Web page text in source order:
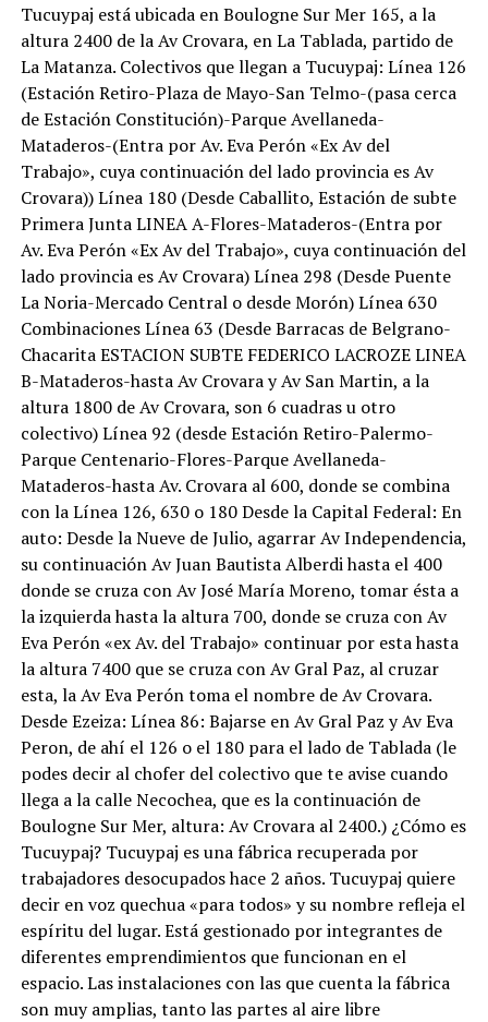
Tucuypaj está ubicada en Boulogne Sur Mer 165, a la
altura 2400 de la Av Crovara, en La Tablada, partido de
La Matanza. Colectivos que llegan a Tucuypaj: Línea 126
(Estación Retiro-Plaza de Mayo-San Telmo-(pasa cerca
de Estación Constitución)-Parque Avellaneda-
Mataderos-(Entra por Av. Eva Perón «Ex Av del
Trabajo», cuya continuación del lado provincia es Av
Crovara)) Línea 180 (Desde Caballito, Estación de subte
Primera Junta LINEA A-Flores-Mataderos-(Entra por
Av. Eva Perón «Ex Av del Trabajo», cuya continuación del
lado provincia es Av Crovara) Línea 298 (Desde Puente
La Noria-Mercado Central o desde Morón) Línea 630
Combinaciones Línea 63 (Desde Barracas de Belgrano-
Chacarita ESTACION SUBTE FEDERICO LACROZE LINEA
B-Mataderos-hasta Av Crovara y Av San Martin, a la
altura 1800 de Av Crovara, son 6 cuadras u otro
colectivo) Línea 92 (desde Estación Retiro-Palermo-
Parque Centenario-Flores-Parque Avellaneda-
Mataderos-hasta Av. Crovara al 600, donde se combina
con la Línea 126, 630 o 180 Desde la Capital Federal: En
auto: Desde la Nueve de Julio, agarrar Av Independencia,
su continuación Av Juan Bautista Alberdi hasta el 400
donde se cruza con Av José María Moreno, tomar ésta a
la izquierda hasta la altura 700, donde se cruza con Av
Eva Perón «ex Av. del Trabajo» continuar por esta hasta
la altura 7400 que se cruza con Av Gral Paz, al cruzar
esta, la Av Eva Perón toma el nombre de Av Crovara.
Desde Ezeiza: Línea 86: Bajarse en Av Gral Paz y Av Eva
Peron, de ahí el 126 o el 180 para el lado de Tablada (le
podes decir al chofer del colectivo que te avise cuando
llega a la calle Necochea, que es la continuación de
Boulogne Sur Mer, altura: Av Crovara al 2400.) ¿Cómo es
Tucuypaj? Tucuypaj es una fábrica recuperada por
trabajadores desocupados hace 2 años. Tucuypaj quiere
decir en voz quechua «para todos» y su nombre refleja el
espíritu del lugar. Está gestionado por integrantes de
diferentes emprendimientos que funcionan en el
espacio. Las instalaciones con las que cuenta la fábrica
son muy amplias, tanto las partes al aire libre